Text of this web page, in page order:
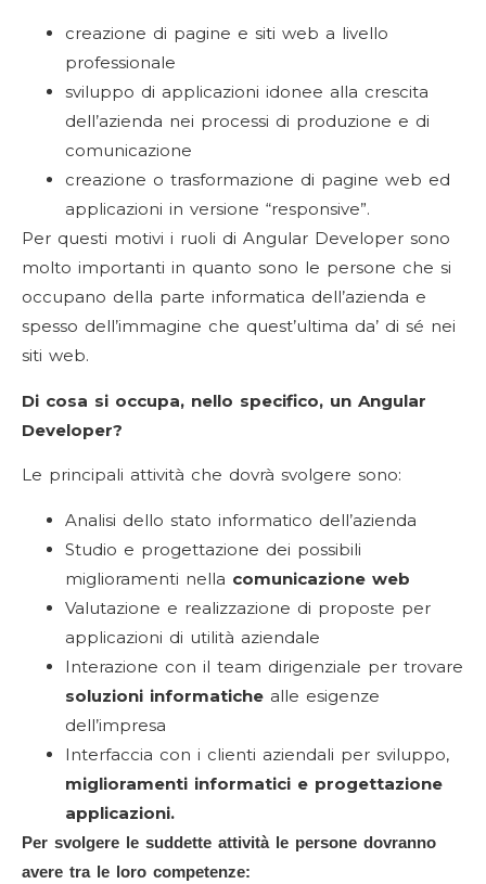
creazione di pagine e siti web a livello
professionale
sviluppo di applicazioni idonee alla crescita
dell’azienda nei processi di produzione e di
comunicazione
creazione o trasformazione di pagine web ed
applicazioni in versione “responsive”.
Per questi motivi i ruoli di Angular Developer sono
molto importanti in quanto sono le persone che si
occupano della parte informatica dell’azienda e
spesso dell’immagine che quest’ultima da’ di sé nei
siti web.
Di cosa si occupa, nello specifico, un Angular
Developer?
Le principali attività che dovrà svolgere sono:
Analisi dello stato informatico dell’azienda
Studio e progettazione dei possibili
miglioramenti nella comunicazione web
Valutazione e realizzazione di proposte per
applicazioni di utilità aziendale
Interazione con il team dirigenziale per trovare
soluzioni informatiche alle esigenze
dell’impresa
Interfaccia con i clienti aziendali per sviluppo,
miglioramenti informatici e progettazione
applicazioni.
Per svolgere le suddette attività le persone dovranno
avere tra le loro competenze: